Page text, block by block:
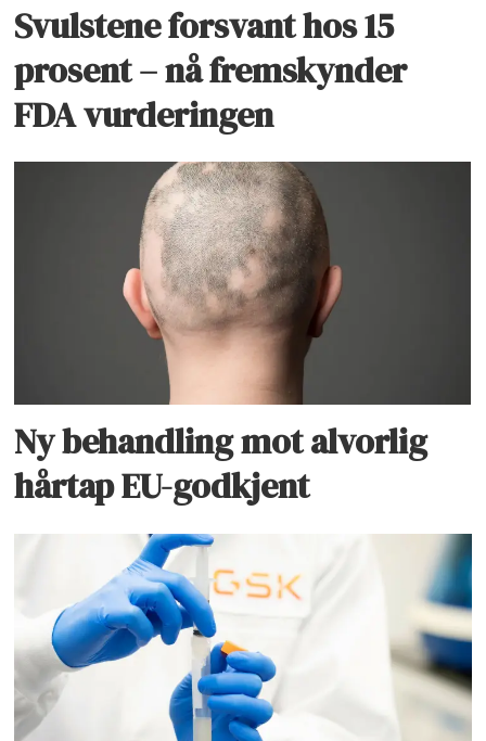
Svulstene forsvant hos 15
prosent – nå fremskynder
FDA vurderingen
Ny behandling mot alvorlig
hårtap EU-godkjent